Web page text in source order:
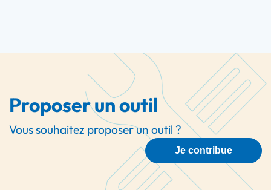
Proposer un outil
Vous souhaitez proposer un outil ?
Je contribue